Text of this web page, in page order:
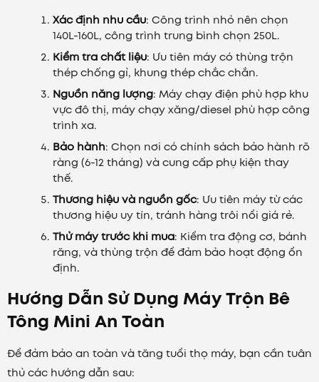
Xác định nhu cầu: Công trình nhỏ nên chọn
140L-160L, công trình trung bình chọn 250L.
Kiểm tra chất liệu: Ưu tiên máy có thùng trộn
thép chống gỉ, khung thép chắc chắn.
Nguồn năng lượng: Máy chạy điện phù hợp khu
vực đô thị, máy chạy xăng/diesel phù hợp công
trình xa.
Bảo hành: Chọn nơi có chính sách bảo hành rõ
ràng (6-12 tháng) và cung cấp phụ kiện thay
thế.
Thương hiệu và nguồn gốc: Ưu tiên máy từ các
thương hiệu uy tín, tránh hàng trôi nổi giá rẻ.
Thử máy trước khi mua: Kiểm tra động cơ, bánh
răng, và thùng trộn để đảm bảo hoạt động ổn
định.
Hướng Dẫn Sử Dụng Máy Trộn Bê
Tông Mini An Toàn
Để đảm bảo an toàn và tăng tuổi thọ máy, bạn cần tuân
thủ các hướng dẫn sau: